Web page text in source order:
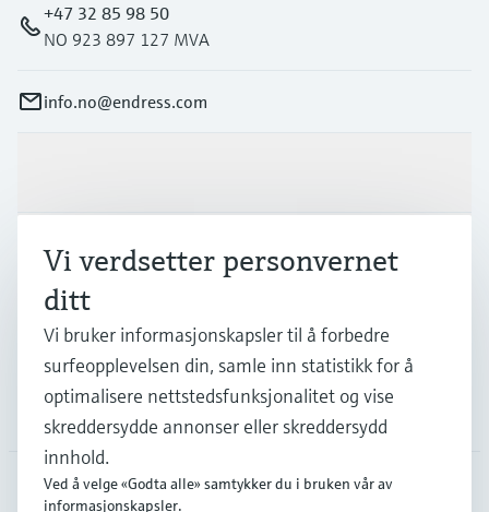
+47 32 85 98 50
NO 923 897 127 MVA
info.no@endress.com
Industrier
Kundestøtte
Selskapet
Vi verdsetter personvernet
ditt
Vi bruker informasjonskapsler til å forbedre
surfeopplevelsen din, samle inn statistikk for å
optimalisere nettstedsfunksjonalitet og vise
skreddersydde annonser eller skreddersydd
innhold.
Ved å velge «Godta alle» samtykker du i bruken vår av
informasjonskapsler.